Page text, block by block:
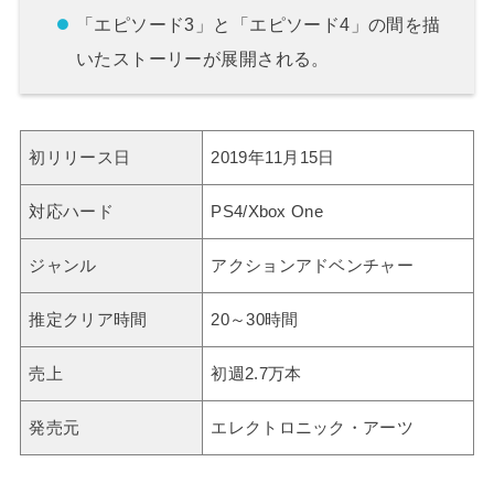
「エピソード3」と「エピソード4」の間を描
いたストーリーが展開される。
初リリース日 2019年11月15日
対応ハード PS4/Xbox One
ジャンル アクションアドベンチャー
推定クリア時間 20～30時間
売上 初週2.7万本
発売元 エレクトロニック・アーツ